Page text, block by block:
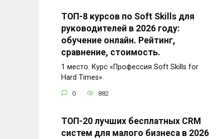
ТОП-8 курсов по Soft Skills для
руководителей в 2026 году:
обучение онлайн. Рейтинг,
сравнение, стоимость.
1 место. Курс «Профессия Soft Skills for
Hard Times»
0 882
ТОП-20 лучших бесплатных CRM
систем для малого бизнеса в 2026